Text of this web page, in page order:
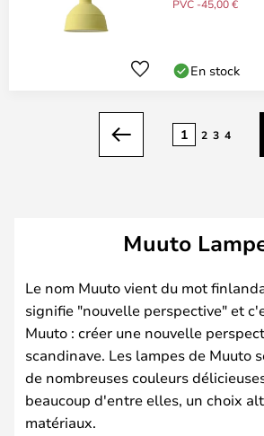
PVC -45,00 €
En stock
Précédent
1 2 3 4
Muuto
Le nom Muuto vient du mot
signifie "nouvelle perspective" et
Muuto : créer une nouvelle
scandinave. Les lampes de Muuto
de nombreuses couleurs
beaucoup d'entre elles, un choix
matériaux.